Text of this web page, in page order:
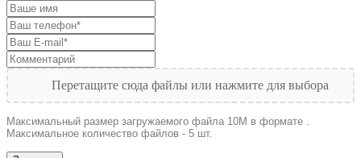
Перетащите сюда файлы или нажмите для выбора
Максимальный размер загружаемого файла 10M в формате .
Максимальное количество файлов - 5 шт.